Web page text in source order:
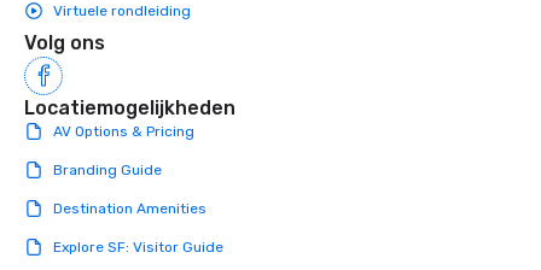
Virtuele rondleiding
Volg ons
Locatiemogelijkheden
AV Options & Pricing
Branding Guide
Destination Amenities
Explore SF: Visitor Guide